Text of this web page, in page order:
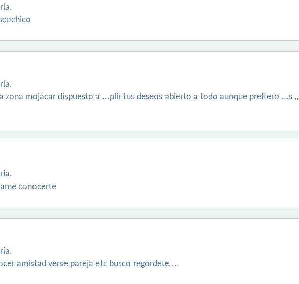
zona mojácar dispuesto a ...plir tus deseos abierto a todo aunque prefiero
conocerte
amistad verse pareja etc busco regordete ...